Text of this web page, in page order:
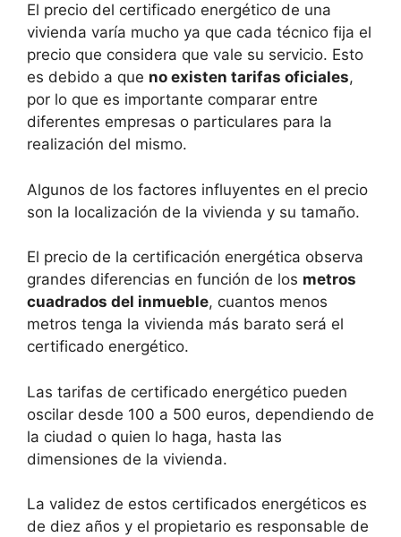
El precio del certificado energético de una
vivienda varía mucho ya que cada técnico fija el
precio que considera que vale su servicio. Esto
es debido a que no existen tarifas oficiales,
por lo que es importante comparar entre
diferentes empresas o particulares para la
realización del mismo.
Algunos de los factores influyentes en el precio
son la localización de la vivienda y su tamaño.
El precio de la certificación energética observa
grandes diferencias en función de los metros
cuadrados del inmueble, cuantos menos
metros tenga la vivienda más barato será el
certificado energético.
Las tarifas de certificado energético pueden
oscilar desde 100 a 500 euros, dependiendo de
la ciudad o quien lo haga, hasta las
dimensiones de la vivienda.
La validez de estos certificados energéticos es
de diez años y el propietario es responsable de